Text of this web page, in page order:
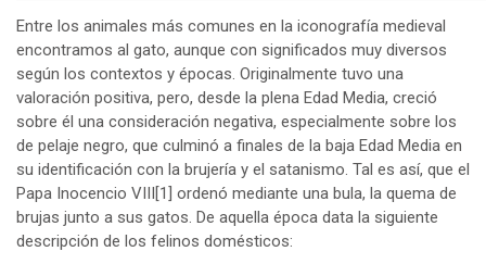
Entre los animales más comunes en la iconografía medieval
encontramos al gato, aunque con significados muy diversos
según los contextos y épocas. Originalmente tuvo una
valoración positiva, pero, desde la plena Edad Media, creció
sobre él una consideración negativa, especialmente sobre los
de pelaje negro, que culminó a finales de la baja Edad Media en
su identificación con la brujería y el satanismo. Tal es así, que el
Papa Inocencio VIII[1] ordenó mediante una bula, la quema de
brujas junto a sus gatos. De aquella época data la siguiente
descripción de los felinos domésticos: